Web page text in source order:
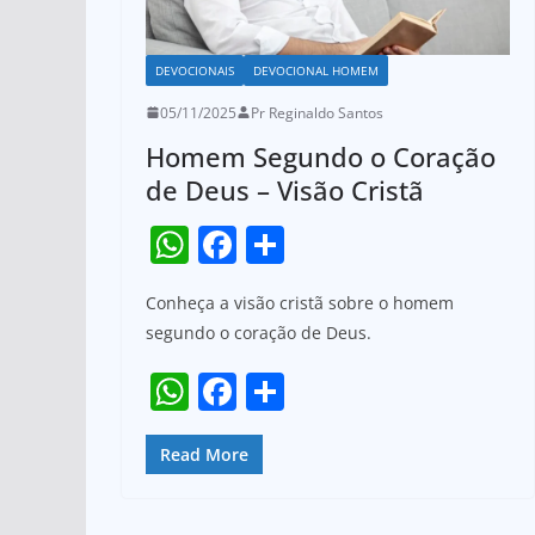
DEVOCIONAIS DEVOCIONAL HOMEM
05/11/2025 Pr Reginaldo Santos
Homem Segundo o Coração
de Deus – Visão Cristã
W
at
s
A
p
p
F
a
c
e
b
o
o
h
ar
Conheça a visão cristã sobre o homem
segundo o coração de Deus.
W
h
at
F
a
c
Read More